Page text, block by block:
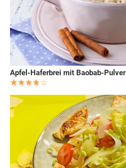
Apfel-Haferbrei mit Baobab-Pulver